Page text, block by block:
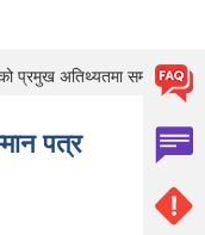
प्रमुख अतिथ्यतमा सम्पन्न ।
पत्र